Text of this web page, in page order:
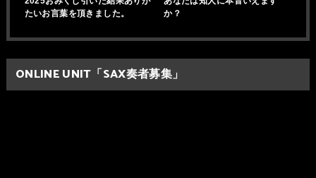
たいお言葉を頂きました。
か？
ONLINE UNIT「SAX奏者募集」